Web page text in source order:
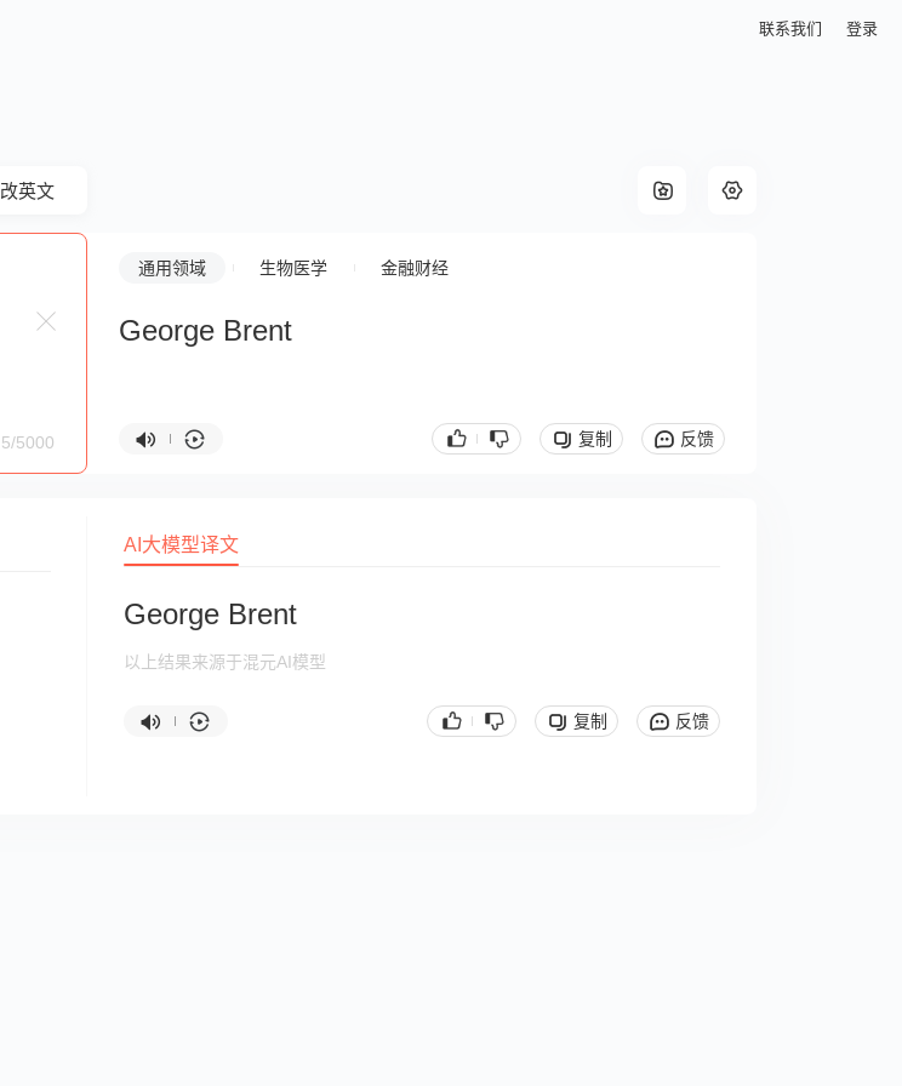
联系我们 登录
改英文
5/5000
通用领域 生物医学 金融财经
George Brent
复制 反馈
AI大模型译文
George Brent
以上结果来源于混元AI模型
复制 反馈